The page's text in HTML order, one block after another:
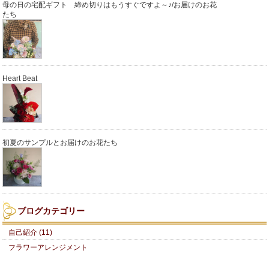
母の日の宅配ギフト 締め切りはもうすぐですよ～♪/お届けのお花
たち
Heart Beat
初夏のサンプルとお届けのお花たち
ブログカテゴリー
自己紹介 (11)
フラワーアレンジメント